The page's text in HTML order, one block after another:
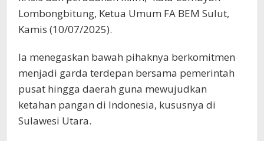
Lombongbitung, Ketua Umum FA BEM Sulut,
Kamis (10/07/2025).
Ia menegaskan bawah pihaknya berkomitmen
menjadi garda terdepan bersama pemerintah
pusat hingga daerah guna mewujudkan
ketahan pangan di Indonesia, kususnya di
Sulawesi Utara.